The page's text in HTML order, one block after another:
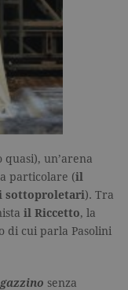
un’arena
particolare (il
sottoproletari). Tra
il Riccetto, la
di cui parla Pasolini
senza